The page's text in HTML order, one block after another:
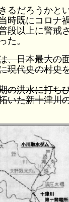
るだろうかと
時既にコロナ
段以上に警戒
た。
、日本最大の
現代史の村史
の洪水に打ち
いた新十津川